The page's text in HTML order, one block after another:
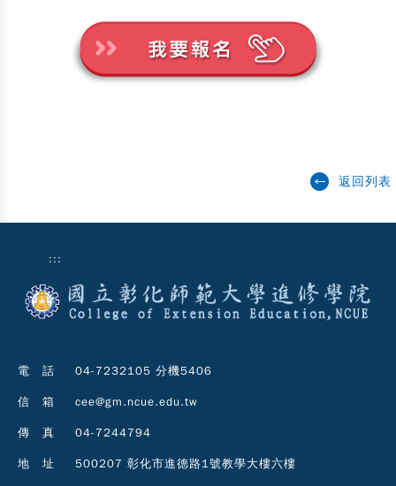
返回列表
:::
電 話 04-7232105 分機5406
信 箱 cee@gm.ncue.edu.tw
傳 真 04-7244794
地 址 500207 彰化市進德路1號教學大樓六樓